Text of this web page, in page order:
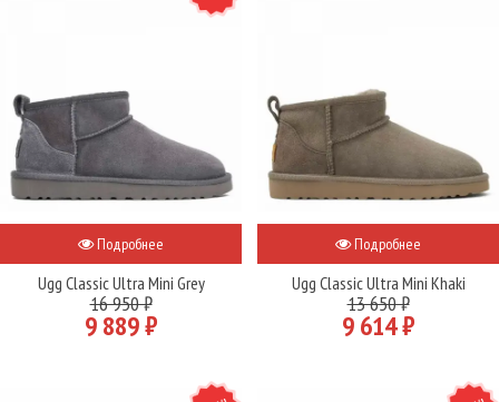
Подробнее
Ugg Classic Ultra Mini Grey
16 950 ₽
9 889 ₽
Подробнее
Ugg Classic Ultra Mini Khaki
13 650 ₽
9 614 ₽
NEW NEW